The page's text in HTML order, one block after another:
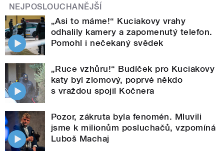
NEJPOSLOUCHANĚJŠÍ
„Asi to máme!“ Kuciakovy vrahy
odhalily kamery a zapomenutý telefon.
Pomohl i nečekaný svědek
„Ruce vzhůru!“ Budíček pro Kuciakovy
katy byl zlomový, poprvé někdo
s vraždou spojil Kočnera
Pozor, zákruta byla fenomén. Mluvili
jsme k milionům posluchačů, vzpomíná
Luboš Machaj